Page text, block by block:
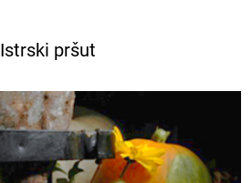
Istrski pršut